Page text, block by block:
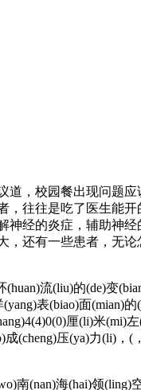
，校园餐出现问题应
往是吃了医生能开
经的炎症，辅助神
还有一些患者，无
流(liu)的(de)变
表(biao)面(mian)的
厘(li)米(mi)
(cheng)压(ya)力(li)，
(nan)海(hai)领(ling)